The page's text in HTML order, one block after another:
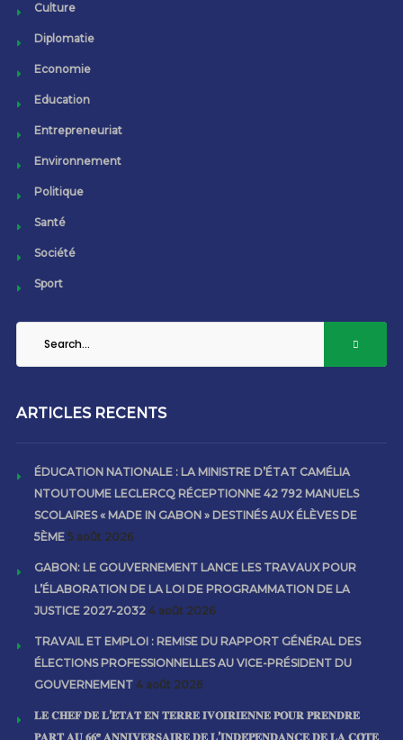
Culture
Diplomatie
Economie
Education
Entrepreneuriat
Environnement
Politique
Santé
Société
Sport
ARTICLES RECENTS
ÉDUCATION NATIONALE : LA MINISTRE D’ÉTAT CAMÉLIA
NTOUTOUME LECLERCQ RÉCEPTIONNE 42 792 MANUELS
SCOLAIRES « MADE IN GABON » DESTINÉS AUX ÉLÈVES DE
5ÈME 5 août 2026
GABON: LE GOUVERNEMENT LANCE LES TRAVAUX POUR
L’ÉLABORATION DE LA LOI DE PROGRAMMATION DE LA
JUSTICE 2027-2032 4 août 2026
TRAVAIL ET EMPLOI : REMISE DU RAPPORT GÉNÉRAL DES
ÉLECTIONS PROFESSIONNELLES AU VICE-PRÉSIDENT DU
GOUVERNEMENT 4 août 2026
𝐋𝐄 𝐂𝐇𝐄𝐅 𝐃𝐄 𝐋’𝐄́𝐓𝐀𝐓 𝐄𝐍 𝐓𝐄𝐑𝐑𝐄 𝐈𝐕𝐎𝐈𝐑𝐈𝐄𝐍𝐍𝐄 𝐏𝐎𝐔𝐑 𝐏𝐑𝐄𝐍𝐃𝐑𝐄
𝐏𝐀𝐑𝐓 𝐀𝐔 𝟔𝟔ᵉ 𝐀𝐍𝐍𝐈𝐕𝐄𝐑𝐒𝐀𝐈𝐑𝐄 𝐃𝐄 𝐋’𝐈𝐍𝐃𝐄́𝐏𝐄𝐍𝐃𝐀𝐍𝐂𝐄 𝐃𝐄 𝐋𝐀 𝐂𝐎̂𝐓𝐄